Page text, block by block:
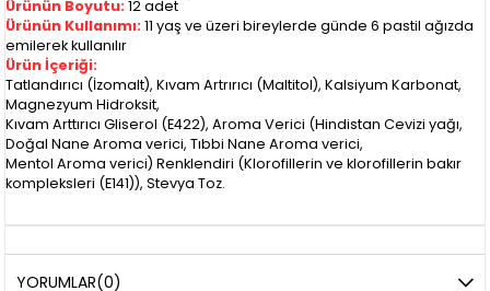
Ürünün Boyutu: 12 adet
Ürünün Kullanımı: 11 yaş ve üzeri bireylerde günde 6 pastil ağızda
emilerek kullanılır
Ürün İçeriği:
Tatlandırıcı (İzomalt), Kıvam Artrırıcı (Maltitol), Kalsiyum Karbonat,
Magnezyum Hidroksit,
Kıvam Arttırıcı Gliserol (E422), Aroma Verici (Hindistan Cevizi yağı,
Doğal Nane Aroma verici, Tıbbi Nane Aroma verici,
Mentol Aroma verici) Renklendiri (Klorofillerin ve klorofillerin bakır
kompleksleri (E141)), Stevya Toz.
YORUMLAR(0)